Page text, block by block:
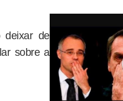
deixar de
sobre a